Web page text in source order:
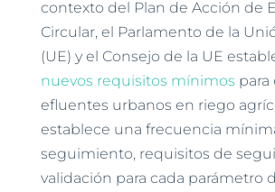
contexto del Plan de Acción de
Circular, el Parlamento de la
(UE) y el Consejo de la UE
nuevos requisitos mínimos para
efluentes urbanos en riego
establece una frecuencia
seguimiento, requisitos de
validación para cada parámetro